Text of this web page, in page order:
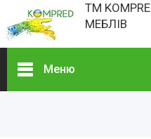
ТМ
МЕБЛІВ
Меню